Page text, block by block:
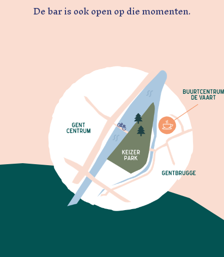
De bar is ook open op die momenten.